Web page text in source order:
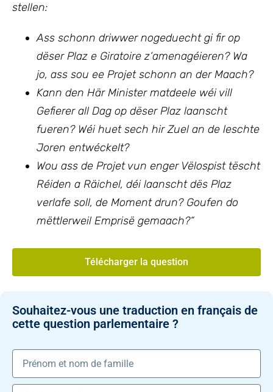
stellen:
Ass schonn driwwer nogeduecht gi fir op
dëser Plaz e Giratoire z‘amenagéieren? Wa
jo, ass sou ee Projet schonn an der Maach?
Kann den Här Minister matdeele wéi vill
Gefierer all Dag op dëser Plaz laanscht
fueren? Wéi huet sech hir Zuel an de leschte
Joren entwéckelt?
Wou ass de Projet vun enger Vëlospist tëscht
Réiden a Räichel, déi laanscht dës Plaz
verlafe soll, de Moment drun? Goufen do
mëttlerweil Emprisë gemaach?“
Télécharger la question
Souhaitez-vous une traduction en français de
cette question parlementaire ?